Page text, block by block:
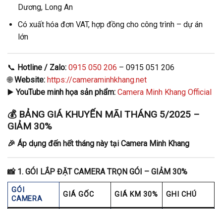
Dương, Long An
Có xuất hóa đơn VAT, hợp đồng cho công trình – dự án
lớn
📞 Hotline / Zalo: 0915 050 206 – 0915 051 206
🌐Website: https://cameraminhkhang.net
▶️ YouTube minh họa sản phẩm: Camera Minh Khang Official
💰 BẢNG GIÁ KHUYẾN MÃI THÁNG 5/2025 –
GIẢM 30%
🎉 Áp dụng đến hết tháng này tại Camera Minh Khang
📸 1. GÓI LẮP ĐẶT CAMERA TRỌN GÓI – GIẢM 30%
GÓI
CAMERA
GIÁ GỐC GIÁ KM 30% GHI CHÚ